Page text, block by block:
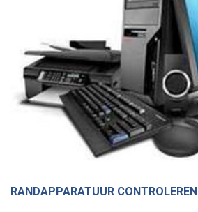
RANDAPPARATUUR CONTROLEREN